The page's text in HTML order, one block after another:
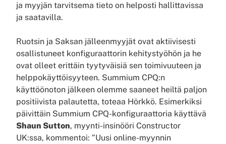
ja myyjän tarvitsema tieto on helposti hallittavissa
ja saatavilla.
Ruotsin ja Saksan jälleenmyyjät ovat aktiivisesti
osallistuneet konfiguraattorin kehitystyöhön ja he
ovat olleet erittäin tyytyväisiä sen toimivuuteen ja
helppokäyttöisyyteen. Summium CPQ:n
käyttöönoton jälkeen olemme saaneet heiltä paljon
positiivista palautetta, toteaa Hörkkö. Esimerkiksi
päivittäin Summium CPQ-konfiguraattoria käyttävä
Shaun Sutton, myynti-insinööri Constructor
UK:ssa, kommentoi: ”Uusi online-myynnin